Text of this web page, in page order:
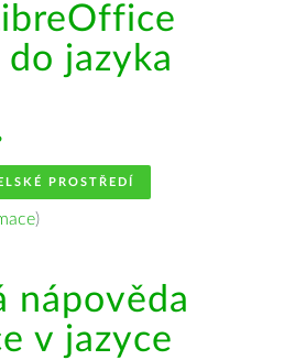
jazyka
PROSTŘEDÍ
)
nápověda
v jazyce